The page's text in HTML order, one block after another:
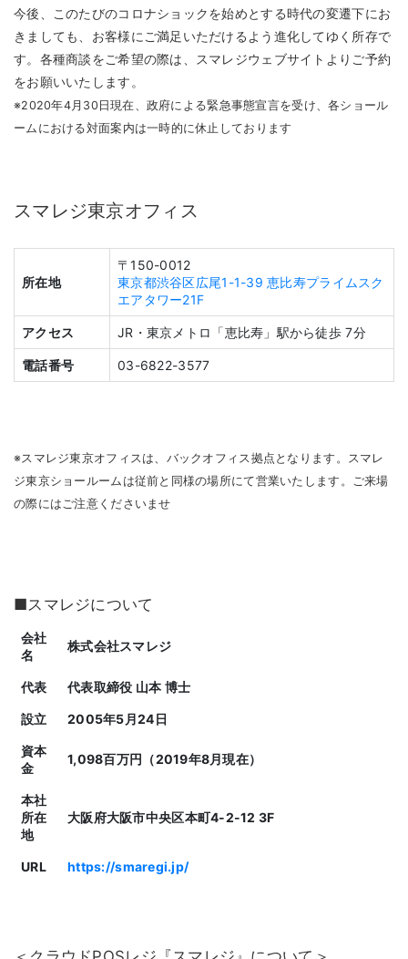
今後、このたびのコロナショックを始めとする時代の変遷下にお
きましても、お客様にご満足いただけるよう進化してゆく所存で
す。各種商談をご希望の際は、スマレジウェブサイトよりご予約
をお願いいたします。
※2020年4月30日現在、政府による緊急事態宣言を受け、各ショール
ームにおける対面案内は一時的に休止しております
スマレジ東京オフィス
所在地
〒150-0012
東京都渋谷区広尾1-1-39 恵比寿プライムスク
エアタワー21F
アクセス JR・東京メトロ「恵比寿」駅から徒歩 7分
電話番号 03-6822-3577
※スマレジ東京オフィスは、バックオフィス拠点となります。スマレ
ジ東京ショールームは従前と同様の場所にて営業いたします。ご来場
の際にはご注意くださいませ
■スマレジについて
会社
名
株式会社スマレジ
代表 代表取締役 山本 博士
設立 2005年5月24日
資本
金
1,098百万円（2019年8月現在）
本社
所在
地
大阪府大阪市中央区本町4-2-12 3F
URL https://smaregi.jp/